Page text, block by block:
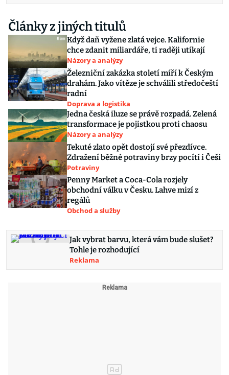
Články z jiných titulů
Když daň vyžene zlatá vejce. Kalifornie
chce zdanit miliardáře, ti raději utíkají
Názory a analýzy
Železniční zakázka století míří k Českým
drahám. Jako vítěze je schválili středočeští
radní
Doprava a logistika
Jedna česká iluze se právě rozpadá. Zelená
transformace je pojistkou proti chaosu
Názory a analýzy
Tekuté zlato opět dostojí své přezdívce.
Zdražení běžné potraviny brzy pocítí i Češi
Potraviny
Penny Market a Coca-Cola rozjely
obchodní válku v Česku. Lahve mizí z
regálů
Obchod a služby
Jak vybrat barvu, která vám bude slušet?
Tohle je rozhodující
Reklama